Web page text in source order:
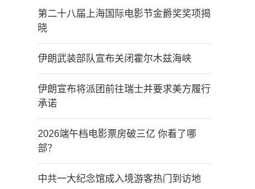
第二十八届上海国际电影节金爵奖奖项揭
晓
伊朗武装部队宣布关闭霍尔木兹海峡
伊朗宣布将派团前往瑞士并要求美方履行
承诺
2026端午档电影票房破三亿 你看了哪
部？
中共一大纪念馆成入境游客热门到访地